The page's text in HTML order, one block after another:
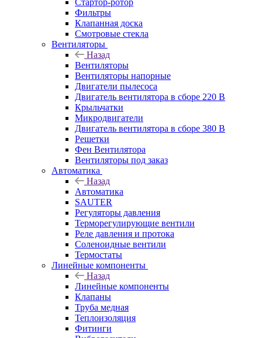
Стартор-ротор
Фильтры
Клапанная доска
Смотровые стекла
Вентиляторы
Назад
Вентиляторы
Вентиляторы напорные
Двигатели пылесоса
Двигатель вентилятора в сборе 220 В
Крыльчатки
Микродвигатели
Двигатель вентилятора в сборе 380 В
Решетки
Фен Вентилятора
Вентиляторы под заказ
Автоматика
Назад
Автоматика
SAUTER
Регуляторы давления
Терморегулирующие вентили
Реле давления и протока
Соленоидные вентили
Термостаты
Линейные компоненты
Назад
Линейные компоненты
Клапаны
Труба медная
Теплоизоляция
Фитинги